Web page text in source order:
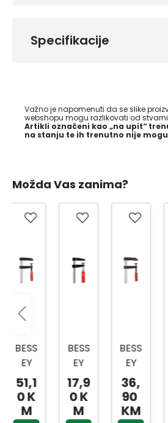
Specifikacije
Važno je napomenuti da se slike
webshopu mogu razlikovati od
Artikli označeni kao „na upit“
na stanju te ih trenutno nije
Možda Vas zanima?
BESS
EY
STEG
A LM
100X
17,9
0 K
M
BESS
EY
STEG
A
160X
36,
90
KM
STEG
A
400X
175M
M
89,
95
KM